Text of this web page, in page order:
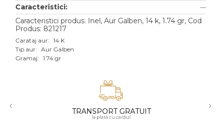
Aur alb
Aur roz
Aur mixt
18K
Caracteristici:
Caracteristici produs: Inel, Aur Galben, 14 k, 1.74 gr, Cod
Produs: 821217
Carataj aur: 14 K
Tip aur: Aur Galben
Gramaj: 1.74 gr
‹ TRANSPORT GRATUIT
la plata cu cardul
›